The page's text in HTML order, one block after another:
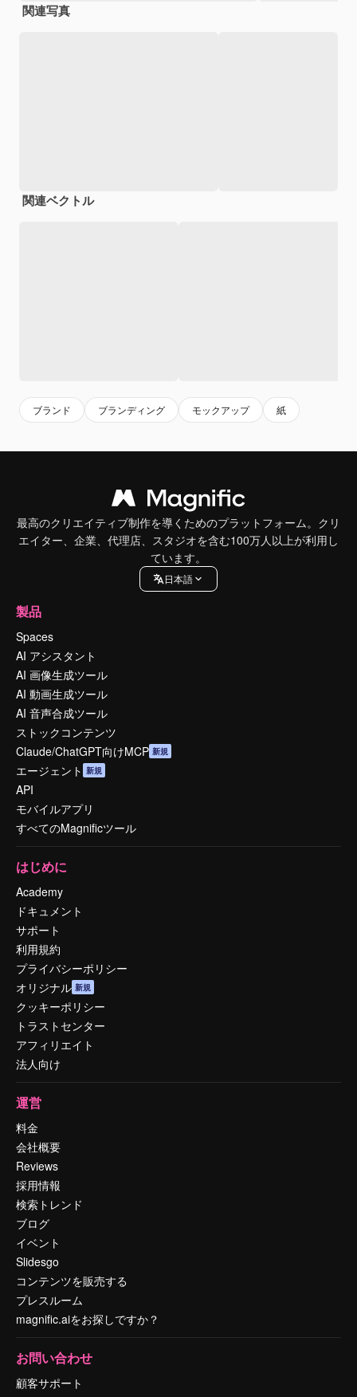
関連写真
関連ベクトル
ブランド ブランディング モックアップ 紙
最高のクリエイティブ制作を導くためのプラットフォーム。クリ
エイター、企業、代理店、スタジオを含む100万人以上が利用し
ています。
日本語
製品
Spaces
AI アシスタント
AI 画像生成ツール
AI 動画生成ツール
AI 音声合成ツール
ストックコンテンツ
Claude/ChatGPT向けMCP 新規
エージェント 新規
API
モバイルアプリ
すべてのMagnificツール
はじめに
Academy
ドキュメント
サポート
利用規約
プライバシーポリシー
オリジナル 新規
クッキーポリシー
トラストセンター
アフィリエイト
法人向け
運営
料金
会社概要
Reviews
採用情報
検索トレンド
ブログ
イベント
Slidesgo
コンテンツを販売する
プレスルーム
magnific.aiをお探しですか？
お問い合わせ
顧客サポート